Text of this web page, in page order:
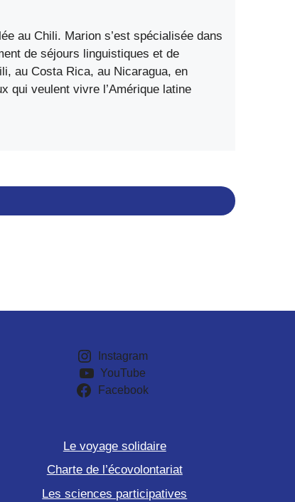
au Chili. Marion s’est spécialisée dans
de séjours linguistiques et de
au Costa Rica, au Nicaragua, en
qui veulent vivre l’Amérique latine
Instagram
YouTube
Facebook
Le voyage solidaire
Charte de l’écovolontariat
Les sciences participatives